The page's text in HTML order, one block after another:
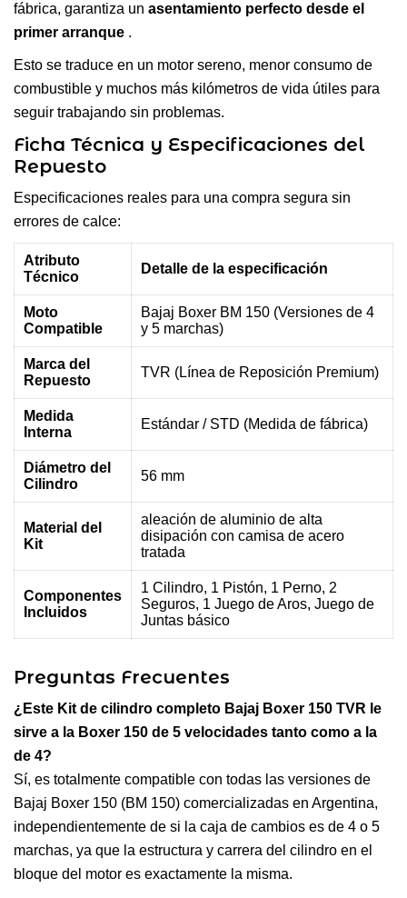
fábrica, garantiza un asentamiento perfecto desde el
primer arranque .
Esto se traduce en un motor sereno, menor consumo de
combustible y muchos más kilómetros de vida útiles para
seguir trabajando sin problemas.
Ficha Técnica y Especificaciones del
Repuesto
Especificaciones reales para una compra segura sin
errores de calce:
Atributo
Técnico
Detalle de la especificación
Moto
Compatible
Bajaj Boxer BM 150 (Versiones de 4
y 5 marchas)
Marca del
Repuesto
TVR (Línea de Reposición Premium)
Medida
Interna
Estándar / STD (Medida de fábrica)
Diámetro del
Cilindro
56 mm
Material del
Kit
aleación de aluminio de alta
disipación con camisa de acero
tratada
Componentes
Incluidos
1 Cilindro, 1 Pistón, 1 Perno, 2
Seguros, 1 Juego de Aros, Juego de
Juntas básico
Preguntas Frecuentes
¿Este Kit de cilindro completo Bajaj Boxer 150 TVR le
sirve a la Boxer 150 de 5 velocidades tanto como a la
de 4?
Sí, es totalmente compatible con todas las versiones de
Bajaj Boxer 150 (BM 150) comercializadas en Argentina,
independientemente de si la caja de cambios es de 4 o 5
marchas, ya que la estructura y carrera del cilindro en el
bloque del motor es exactamente la misma.